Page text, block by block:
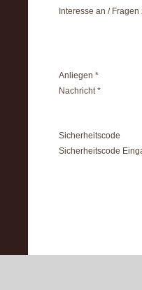
Interesse an / Fragen
Anliegen *
Nachricht *
Sicherheitscode
Sicherheitscode